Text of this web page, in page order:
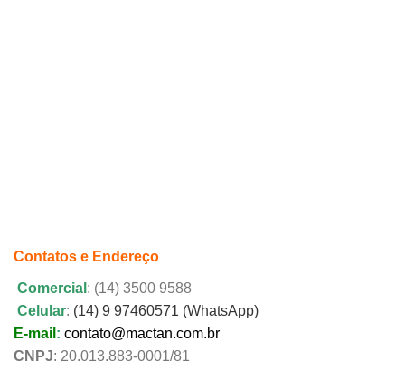
Contatos e Endereço
Comercial : (14) 3500 9588
Celular: (14) 9 97460571 (WhatsApp)
E-mail : contato@mactan.com.br
CNPJ: 20.013.883-0001/81